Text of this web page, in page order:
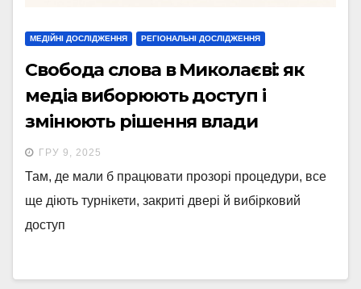
МЕДІЙНІ ДОСЛІДЖЕННЯ РЕГІОНАЛЬНІ ДОСЛІДЖЕННЯ
Свобода слова в Миколаєві: як
медіа виборюють доступ і
змінюють рішення влади
ГРУ 9, 2025
Там, де мали б працювати прозорі процедури, все
ще діють турнікети, закриті двері й вибірковий
доступ